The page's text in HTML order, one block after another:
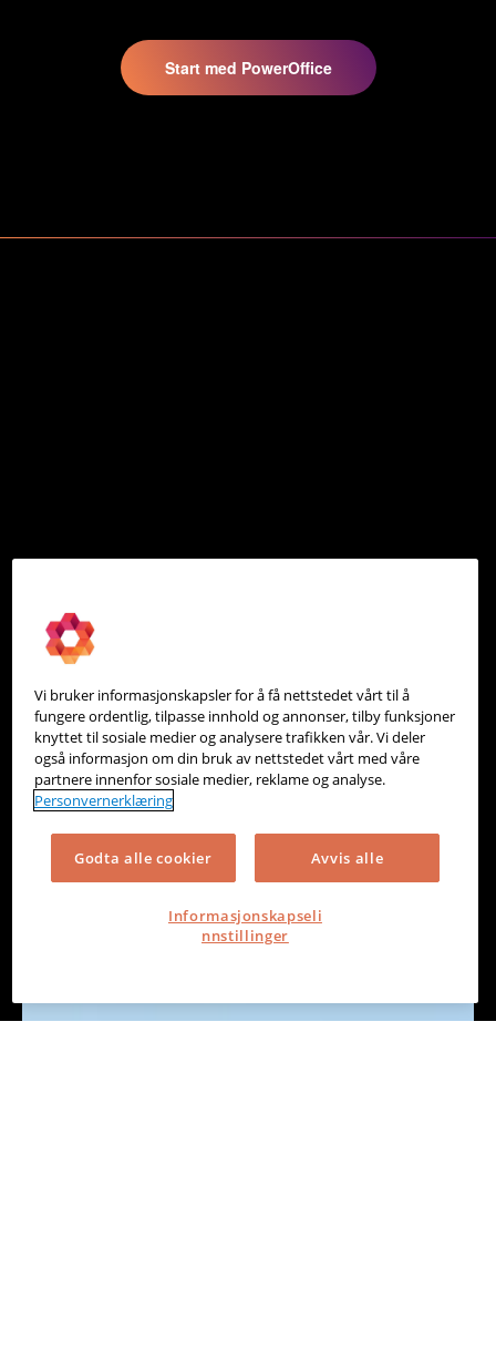
Start med PowerOffice
Vi bruker informasjonskapsler for å få nettstedet vårt til å
fungere ordentlig, tilpasse innhold og annonser, tilby funksjoner
knyttet til sosiale medier og analysere trafikken vår. Vi deler
også informasjon om din bruk av nettstedet vårt med våre
partnere innenfor sosiale medier, reklame og analyse.
Personvernerklæring
Godta alle cookier Avvis alle
Informasjonskapseli
nnstillinger